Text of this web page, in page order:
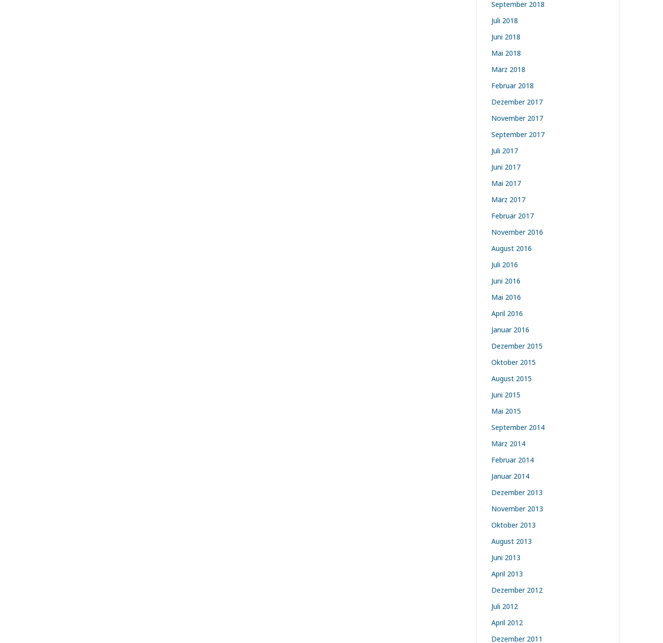
September 2018
Juli 2018
Juni 2018
Mai 2018
März 2018
Februar 2018
Dezember 2017
November 2017
September 2017
Juli 2017
Juni 2017
Mai 2017
März 2017
Februar 2017
November 2016
August 2016
Juli 2016
Juni 2016
Mai 2016
April 2016
Januar 2016
Dezember 2015
Oktober 2015
August 2015
Juni 2015
Mai 2015
September 2014
März 2014
Februar 2014
Januar 2014
Dezember 2013
November 2013
Oktober 2013
August 2013
Juni 2013
April 2013
Dezember 2012
Juli 2012
April 2012
Dezember 2011